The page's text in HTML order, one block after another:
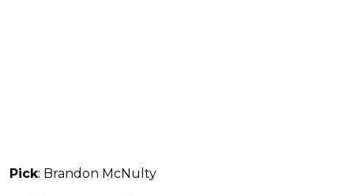
Pick: Brandon McNulty